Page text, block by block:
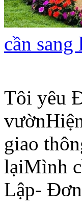
cần
Tôi yêu
giao
lạiMình
Lập-